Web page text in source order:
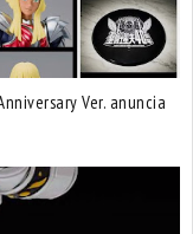
Ver. anuncia